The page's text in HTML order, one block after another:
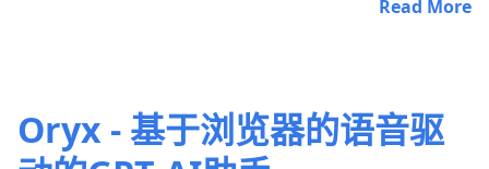
Read More
Oryx - 基于浏览器的语音驱